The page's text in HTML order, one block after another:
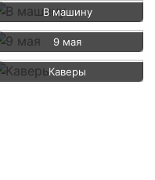
В машину
9 мая
Каверы